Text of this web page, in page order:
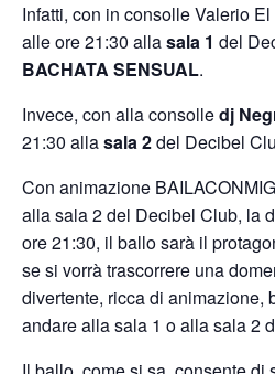
Infatti, con in consolle Valerio
alle ore 21:30 allasala 1 del
BACHATA SENSUAL.
Invece, con alla consolledj
21:30 allasala 2del Decibel
Con animazione
alla sala 2 del Decibel Club, la
ore 21:30, il ballo sarà il
se si vorrà trascorrere una
divertente, ricca di animazione,
andare alla sala 1 o alla sala 2